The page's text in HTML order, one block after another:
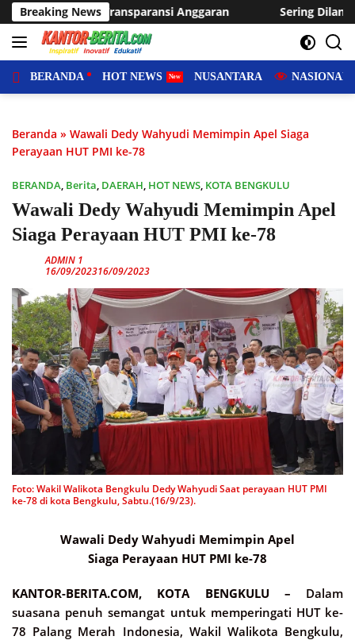
Langsung
ke
konten
Breaking NewsSering Dilanda Genangan, Desa Sukaraja Usulkan
BERANDA HOT NEWS NUSANTARA NASIONAL
Beranda » Wawali Dedy Wahyudi Memimpin Apel Siaga
Perayaan HUT PMI ke-78
BERANDA, Berita, DAERAH, HOT NEWS, KOTA BENGKULU
Wawali Dedy Wahyudi Memimpin Apel
Siaga Perayaan HUT PMI ke-78
ADMIN 1
16/09/202316/09/2023
Foto: Wakil Walikota Bengkulu Dedy Wahyudi Saat perayaan HUT PMI
ke-78 di kota Bengkulu, Sabtu.(16/9/23).
Wawali Dedy Wahyudi Memimpin Apel
Siaga Perayaan HUT PMI ke-78
KANTOR-BERITA.COM, KOTA BENGKULU – Dalam
suasana penuh semangat untuk memperingati HUT ke-
78 Palang Merah Indonesia, Wakil Walikota Bengkulu,